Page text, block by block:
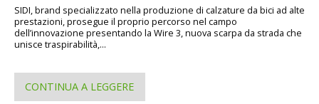
SIDI, brand specializzato nella produzione di calzature da bici ad alte
prestazioni, prosegue il proprio percorso nel campo
dell’innovazione presentando la Wire 3, nuova scarpa da strada che
unisce traspirabilità,...
CONTINUA A LEGGERE